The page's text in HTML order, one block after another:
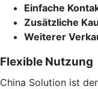
Einfache
Zusätzliche
Weiterer
Flexible Nutzung
China Solution ist